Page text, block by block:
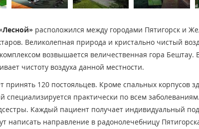
расположился между городами Пятигорск и
Великолепная природа и кристально чистый
возвышается величественная гора Бештау.
чистоту воздуха данной местности.
120 постояльцев. Кроме спальных корпусов
специализируется практически по всем
Каждый пациент получает индивидуальный
написать направление в радонолечебницу